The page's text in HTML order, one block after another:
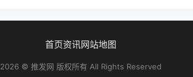
首页资讯网站地图
2026 © 推发网 版权所有 All Rights Reserved